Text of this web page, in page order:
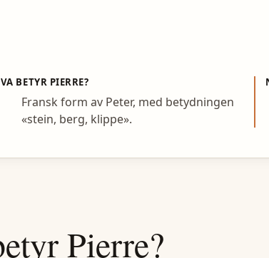
BETYR PIERRE?
Fransk form av Peter, med betydningen
«stein, berg, klippe».
Pierre?